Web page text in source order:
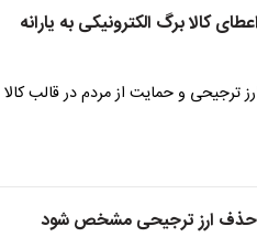
کالا برگ الکترونیکی به یارانه
ترجیحی و حمایت از مردم در قالب کالا
حذف ارز ترجیحی مشخص شود